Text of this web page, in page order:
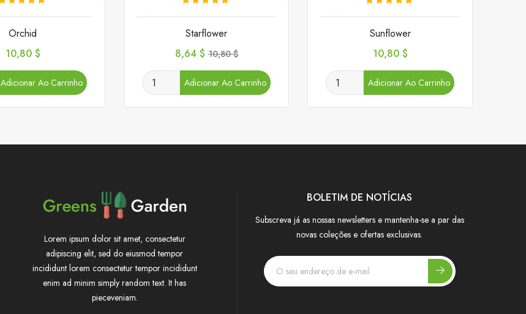
Orchid
Preço
10,80 $
Adicionar Ao Carrinho
Starflower
Preço
8,64 $ Preço
10,80 $
Adicionar Ao Carrinho
Sunflower
Preço
10,80 $
Adicionar Ao Carrinho
Lorem ipsum dolor sit amet, consectetur
adipiscing elit, sed do eiusmod tempor
incididunt lorem consectetur tempor incididunt
enim ad minim simply random text. It has
pieceveniam.
BOLETIM DE NOTÍCIAS
Subscreva já as nossas newsletters e mantenha-se a par das
novas coleções e ofertas exclusivas.